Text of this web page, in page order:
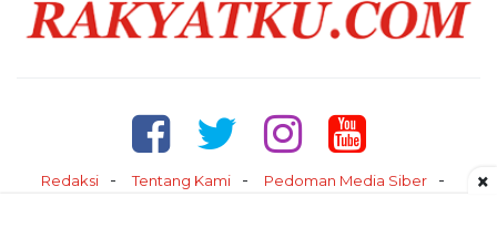
Redaksi Tentang Kami
Pedoman Media Siber
×